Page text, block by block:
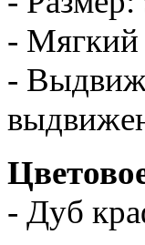
- Мягкий
-
- Дуб